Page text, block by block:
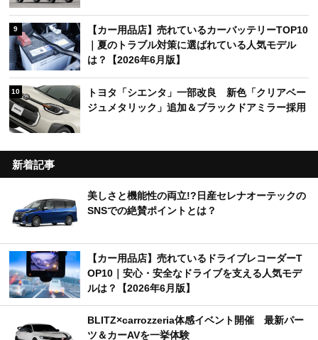
9
【カー用品店】売れているカーバッテリーTOP10
｜夏のトラブル対策に選ばれている人気モデル
は？【2026年6月版】
10
トヨタ「シエンタ」一部改良 新色「クリアベー
ジュメタリック」追加＆ブラックドアミラー採用
新着記事
美しさと機能性の両立!?日産セレナオーテックの
SNSでの絶賛ポイントとは？
【カー用品店】売れているドライブレコーダーT
OP10｜安心・安全なドライブを支える人気モデ
ルは？【2026年6月版】
BLITZ×carrozzeria体感イベント開催 最新パー
ツ＆カーAVを一挙体験